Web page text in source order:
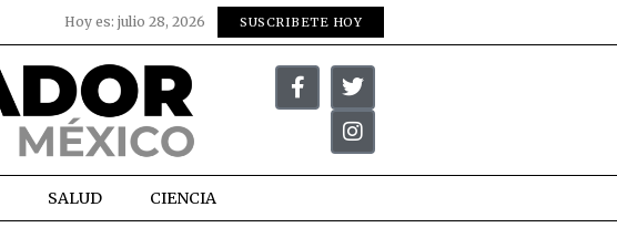
Hoy es: julio 28, 2026 SUSCRIBETE HOY
SALUD CIENCIA